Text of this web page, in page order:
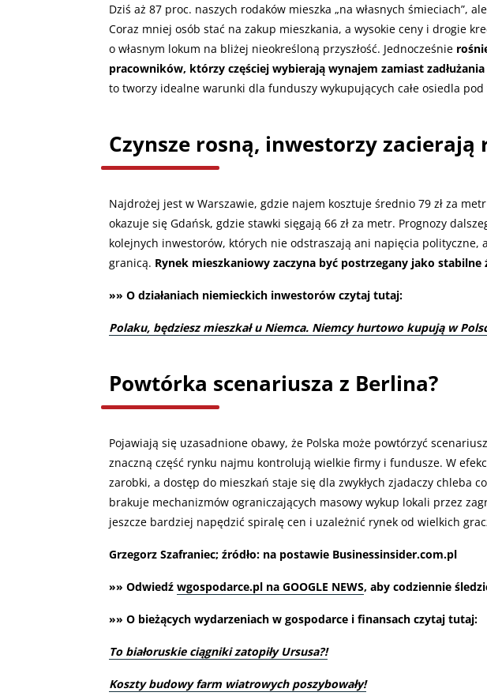
Dziś aż 87 proc. naszych rodaków mieszka „na własnych śmieciach”,
Coraz mniej osób stać na zakup mieszkania, a wysokie ceny i drogie
o własnym lokum na bliżej nieokreśloną przyszłość. Jednocześnie
pracowników, którzy częściej wybierają wynajem zamiast
to tworzy idealne warunki dla funduszy wykupujących całe osiedla pod
Czynsze rosną, inwestorzy zacierają
Najdrożej jest w Warszawie, gdzie najem kosztuje średnio 79 zł za
okazuje się Gdańsk, gdzie stawki sięgają 66 zł za metr. Prognozy
kolejnych inwestorów, których nie odstraszają ani napięcia polityczne,
granicą. Rynek mieszkaniowy zaczyna być postrzegany jako stabilne
»» O działaniach niemieckich inwestorów czytaj tutaj:
Polaku, będziesz mieszkał u Niemca. Niemcy hurtowo kupują w
Powtórka scenariusza z Berlina?
Pojawiają się uzasadnione obawy, że Polska może powtórzyć
znaczną część rynku najmu kontrolują wielkie firmy i fundusze. W
zarobki, a dostęp do mieszkań staje się dla zwykłych zjadaczy chleba
brakuje mechanizmów ograniczających masowy wykup lokali przez
jeszcze bardziej napędzić spiralę cen i uzależnić rynek od wielkich
Grzegorz Szafraniec; źródło: na postawie Businessinsider.com.pl
»» Odwiedź wgospodarce.pl na GOOGLE NEWS, aby codziennie
»» O bieżących wydarzeniach w gospodarce i finansach czytaj tutaj:
To białoruskie ciągniki zatopiły Ursusa?!
Koszty budowy farm wiatrowych poszybowały!